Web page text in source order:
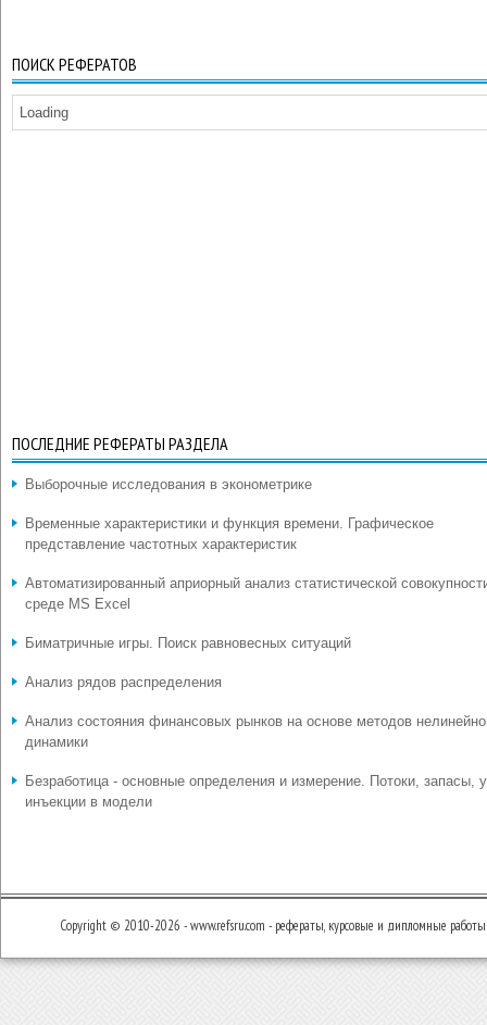
ПОИСК РЕФЕРАТОВ
Loading
ПОСЛЕДНИЕ РЕФЕРАТЫ РАЗДЕЛА
Выборочные исследования в эконометрике
Временные характеристики и функция времени. Графическое
представление частотных характеристик
Автоматизированный априорный анализ статистической
среде MS Excel
Биматричные игры. Поиск равновесных ситуаций
Анализ рядов распределения
Анализ состояния финансовых рынков на основе методов
динамики
Безработица - основные определения и измерение. Потоки, запасы,
инъекции в модели
Copyright © 2010-2026 - www.refsru.com - рефераты, курсовые и дипломные работы